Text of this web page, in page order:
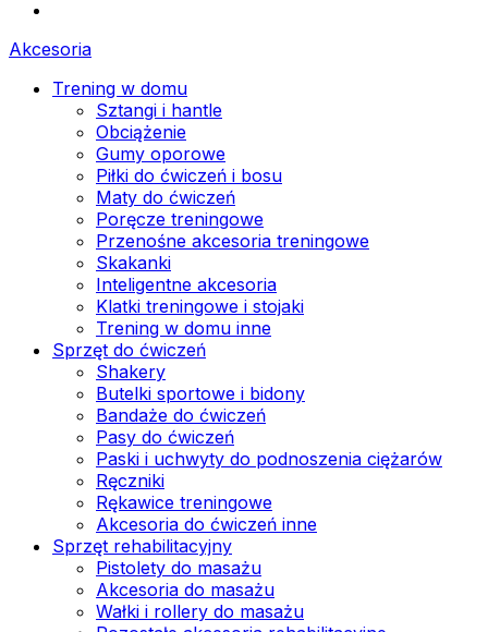
Akcesoria
Trening w domu
Sztangi i hantle
Obciążenie
Gumy oporowe
Piłki do ćwiczeń i bosu
Maty do ćwiczeń
Poręcze treningowe
Przenośne akcesoria treningowe
Skakanki
Inteligentne akcesoria
Klatki treningowe i stojaki
Trening w domu inne
Sprzęt do ćwiczeń
Shakery
Butelki sportowe i bidony
Bandaże do ćwiczeń
Pasy do ćwiczeń
Paski i uchwyty do podnoszenia ciężarów
Ręczniki
Rękawice treningowe
Akcesoria do ćwiczeń inne
Sprzęt rehabilitacyjny
Pistolety do masażu
Akcesoria do masażu
Wałki i rollery do masażu